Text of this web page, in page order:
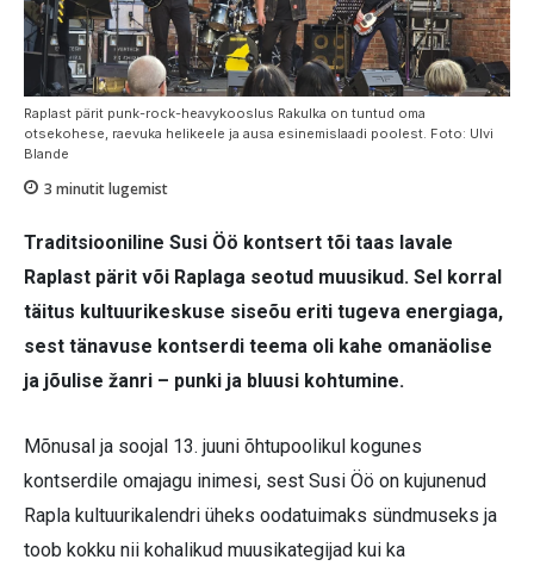
Raplast pärit punk-rock-heavykooslus Rakulka on tuntud oma
otsekohese, raevuka helikeele ja ausa esinemislaadi poolest. Foto: Ulvi
Blande
3 minutit lugemist
Traditsiooniline Susi Öö kontsert tõi taas lavale
Raplast pärit või Raplaga seotud muusikud. Sel korral
täitus kultuurikeskuse siseõu eriti tugeva energiaga,
sest tänavuse kontserdi teema oli kahe omanäolise
ja jõulise žanri – punki ja bluusi kohtumine.
Mõnusal ja soojal 13. juuni õhtupoolikul kogunes
kontserdile omajagu inimesi, sest Susi Öö on kujunenud
Rapla kultuurikalendri üheks oodatuimaks sündmuseks ja
toob kokku nii kohalikud muusikategijad kui ka